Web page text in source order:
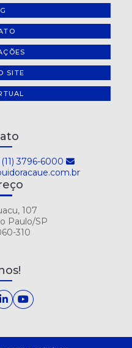
SITE
(11) 3796-6000
107
Paulo/SP
310